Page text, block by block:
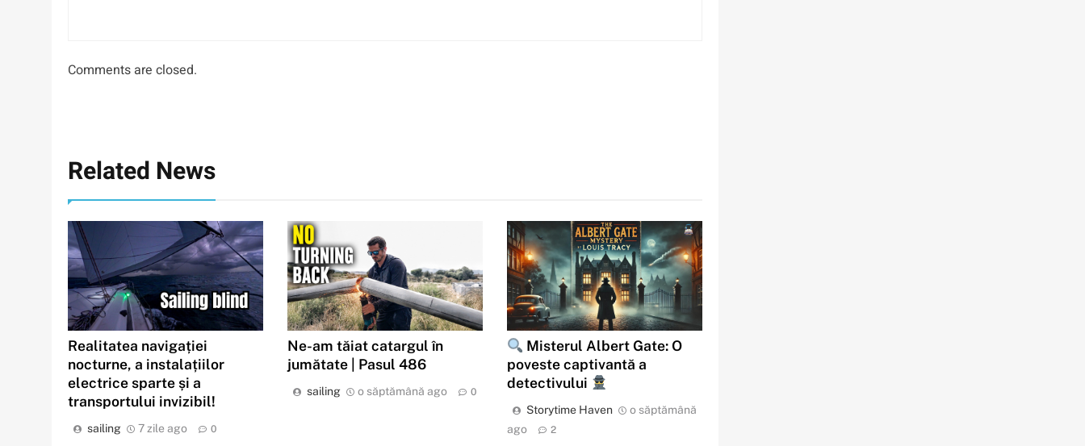
Comments are closed.
Related News
Realitatea navigației
nocturne, a instalațiilor
electrice sparte și a
transportului invizibil!
sailing 7 zile ago 0
Ne-am tăiat catargul în
jumătate | Pasul 486
sailing o săptămână ago 0
Misterul Albert Gate: O
poveste captivantă a
detectivului
Storytime Haven
o săptămână
ago
2